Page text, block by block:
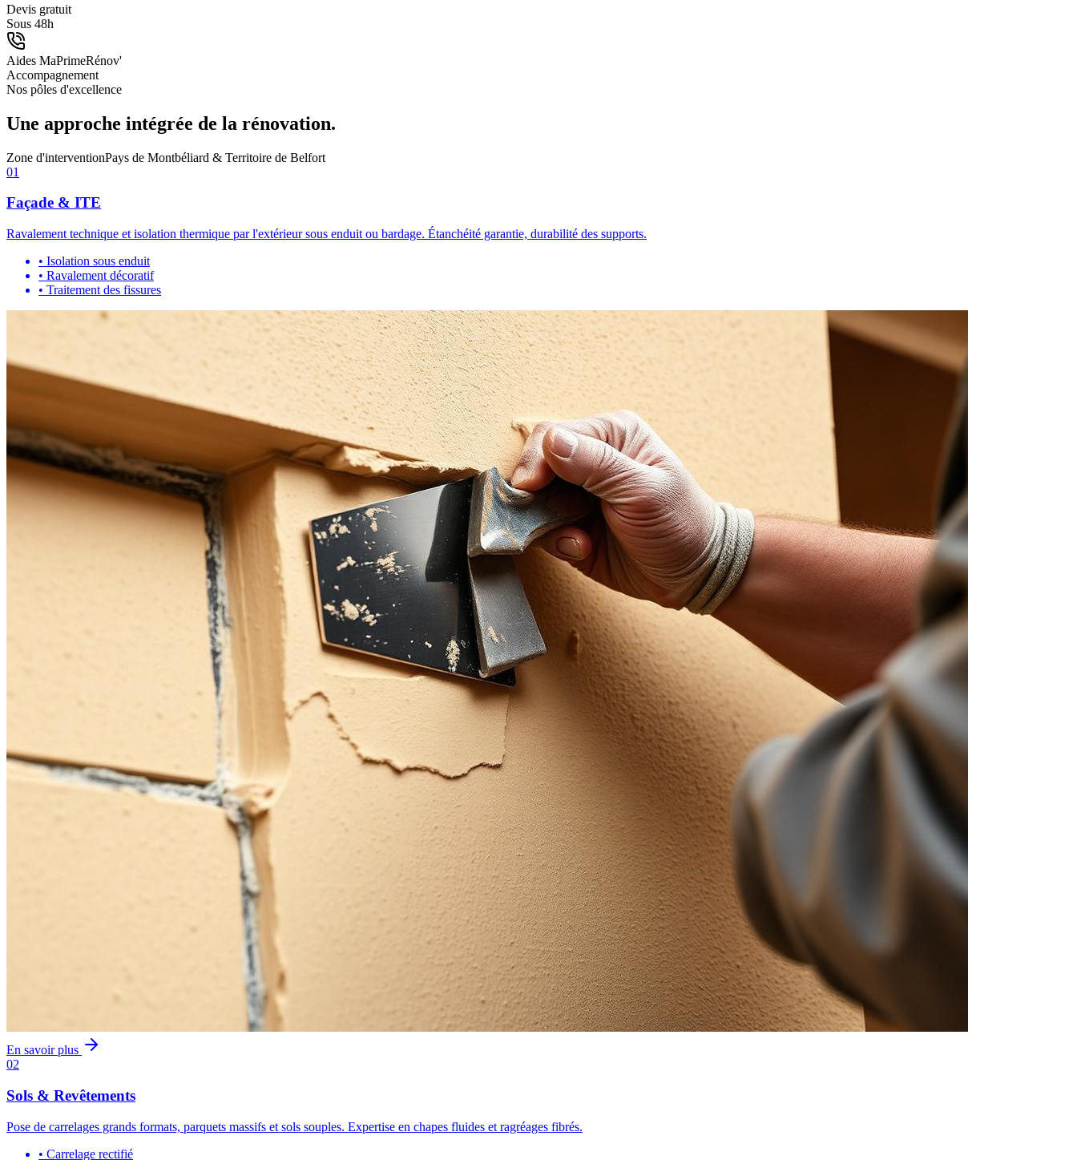
Devis gratuit
Sous 48h
Aides MaPrimeRénov'
Accompagnement
Nos pôles d'excellence
Une approche intégrée de la rénovation.
Zone d'interventionPays de Montbéliard & Territoire de Belfort
01
Façade & ITE
Ravalement technique et isolation thermique par l'extérieur sous enduit ou bardage. Étanchéité garantie, durabilité des supports.
• Isolation sous enduit
• Ravalement décoratif
• Traitement des fissures
En savoir plus
02
Sols & Revêtements
Pose de carrelages grands formats, parquets massifs et sols souples. Expertise en chapes fluides et ragréages fibrés.
• Carrelage rectifié